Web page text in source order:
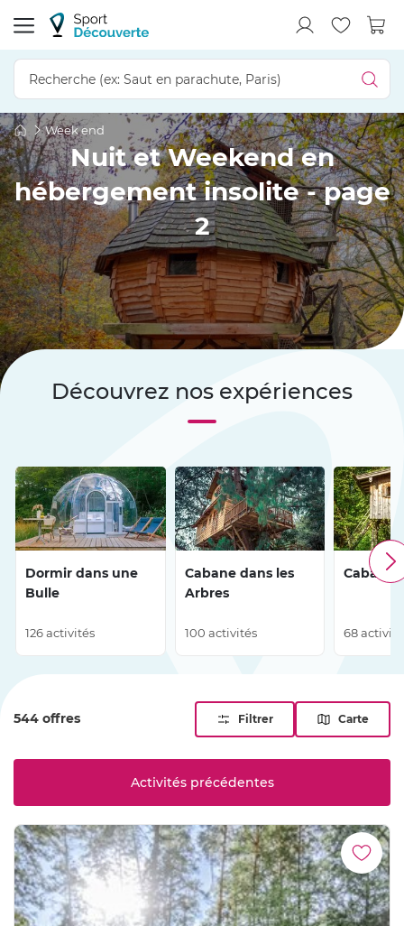
Week end
Nuit et Weekend en
hébergement insolite - page
2
Découvrez nos expériences
Dormir dans une
Bulle
126 activités
Cabane dans les
Arbres
100 activités
Cabane
68
544 offres Filtrer Carte
Activités précédentes